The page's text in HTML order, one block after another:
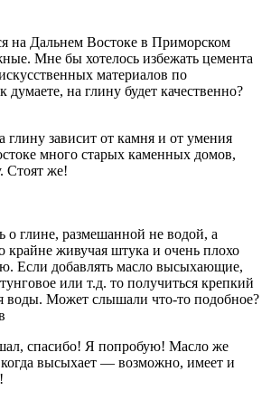
на Дальнем Востоке в Приморском
Мне бы хотелось избежать цемента
материалов по
на глину будет качественно?
глину зависит от камня и от умения
много старых каменных домов,
Стоят же!
о глине, размешанной не водой, а
живучая штука и очень плохо
Если добавлять масло высыхающие,
или т.д. то получиться крепкий
воды. Может слышали что-то подобное?
спасибо! Я попробую! Масло же
высыхает — возможно, имеет и